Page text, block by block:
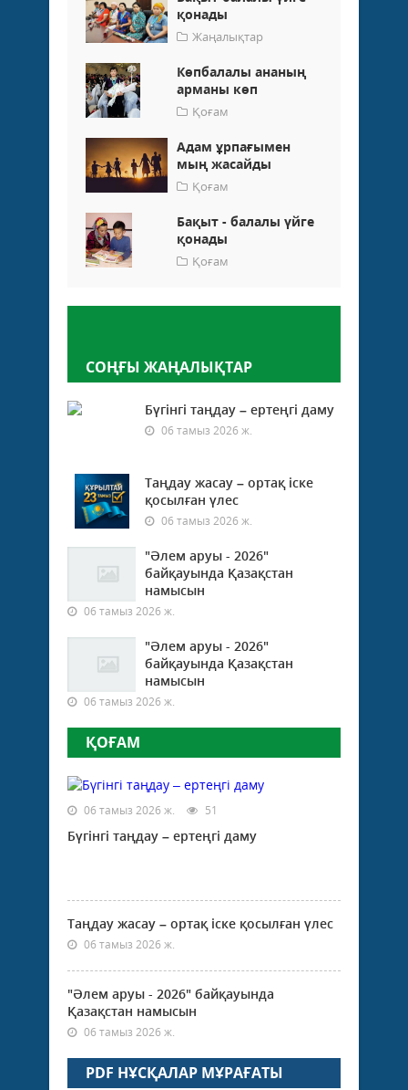
қонады
Жаңалықтар
Көпбалалы ананың
арманы көп
Қоғам
Адам ұрпағымен
мың жасайды
Қоғам
Бақыт - балалы үйге
қонады
Қоғам
СОҢҒЫ ЖАҢАЛЫҚТАР
Бүгінгі таңдау – ертеңгі даму
06 тамыз 2026 ж.
Таңдау жасау – ортақ іске
қосылған үлес
06 тамыз 2026 ж.
"Әлем аруы - 2026"
байқауында Қазақстан
намысын
06 тамыз 2026 ж.
"Әлем аруы - 2026"
байқауында Қазақстан
намысын
06 тамыз 2026 ж.
ҚОҒАМ
06 тамыз 2026 ж. 51
Бүгінгі таңдау – ертеңгі даму
Таңдау жасау – ортақ іске қосылған үлес
06 тамыз 2026 ж.
"Әлем аруы - 2026" байқауында
Қазақстан намысын
06 тамыз 2026 ж.
PDF НҰСҚАЛАР МҰРАҒАТЫ